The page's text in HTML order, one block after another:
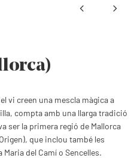
vi creen una mescla màgica a
compta amb una llarga tradició
ser la primera regió de Mallorca
que inclou també les
del Camí o Sencelles.